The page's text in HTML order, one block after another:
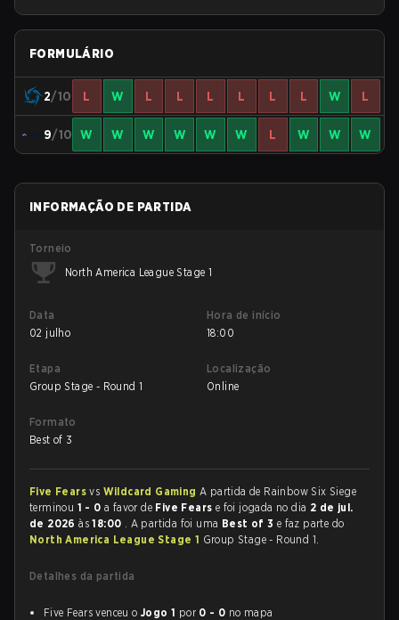
FORMULÁRIO
2/10 L W L L L L L L W L
9/10 W W W W W W L W W W
INFORMAÇÃO DE PARTIDA
Torneio
North America League Stage 1
Data
02 julho
Hora de início
18:00
Etapa
Group Stage - Round 1
Localização
Online
Formato
Best of 3
Five Fearsvs Wildcard GamingA partida de Rainbow Six Siege
terminou 1 - 0 a favor de Five Fears e foi jogada no dia 2 de jul.
de 2026às18:00 . A partida foi uma Best of 3 e faz parte do
North America League Stage 1 Group Stage - Round 1.
Detalhes da partida
Five Fears venceu o Jogo 1 por 0 - 0 no mapa